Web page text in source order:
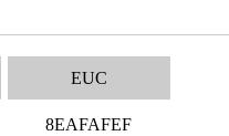
EUC
8EAFAFEF